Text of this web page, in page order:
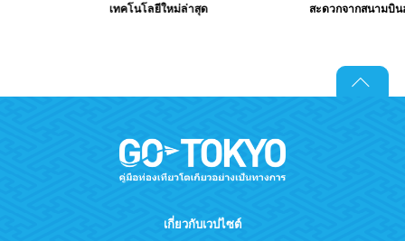
เทคโนโลยีใหม่ล่าสุด
สะดวกจากสนามบิน
เกี่ยวกับเวปไซต์